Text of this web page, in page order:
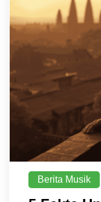
Berita Musik